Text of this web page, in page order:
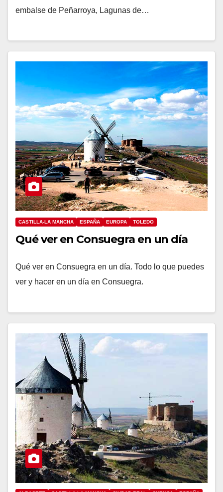
embalse de Peñarroya, Lagunas de…
CASTILLA-LA MANCHA ESPAÑA EUROPA TOLEDO
Qué ver en Consuegra en un día
Qué ver en Consuegra en un día. Todo lo que puedes
ver y hacer en un día en Consuegra.